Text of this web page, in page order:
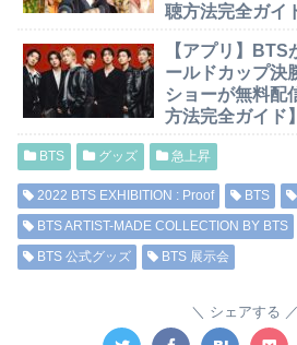
聴方法完全ガイ
【アプリ】
ールドカップ決
ショーが無料配
方法完全ガイド】
BTS グッズ 急上昇
2022 BTS EXHIBITION : Proof BTS
BTS ARTIST-MADE COLLECTION BY BTS
BTS 公式グッズ
BTS 展示会
シェアする